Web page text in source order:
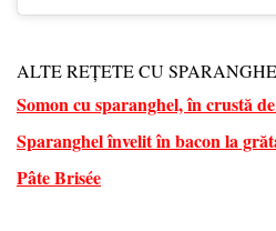
ALTE REȚETE CU
Somon cu sparanghel, în crustă
Sparanghel învelit în bacon la
Pâte Brisée